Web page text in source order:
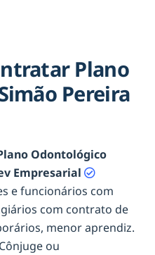
Plano
Pereira
Odontológico
Empresarial
e funcionários com
com contrato de
menor aprendiz.
ou